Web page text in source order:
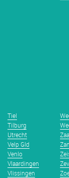
Tiel
Tilburg
Utrecht
Velp Gld
Venlo
Vlaardingen
Vlissingen